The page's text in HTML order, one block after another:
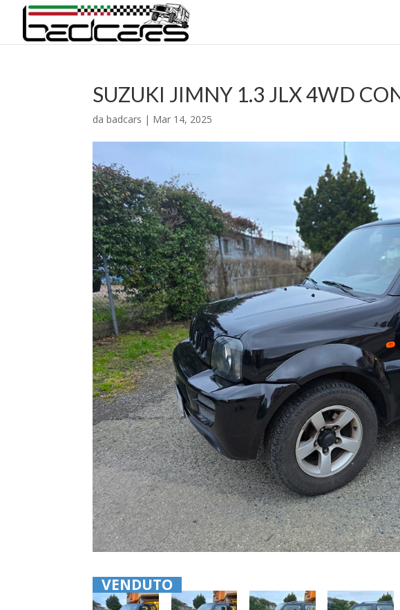
SUZUKI JIMNY 1.3 JLX 4WD
dabadcars | Mar 14, 2025
VENDUTO